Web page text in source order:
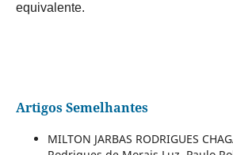
equivalente.
Artigos Semelhantes
MILTON JARBAS RODRIGUES